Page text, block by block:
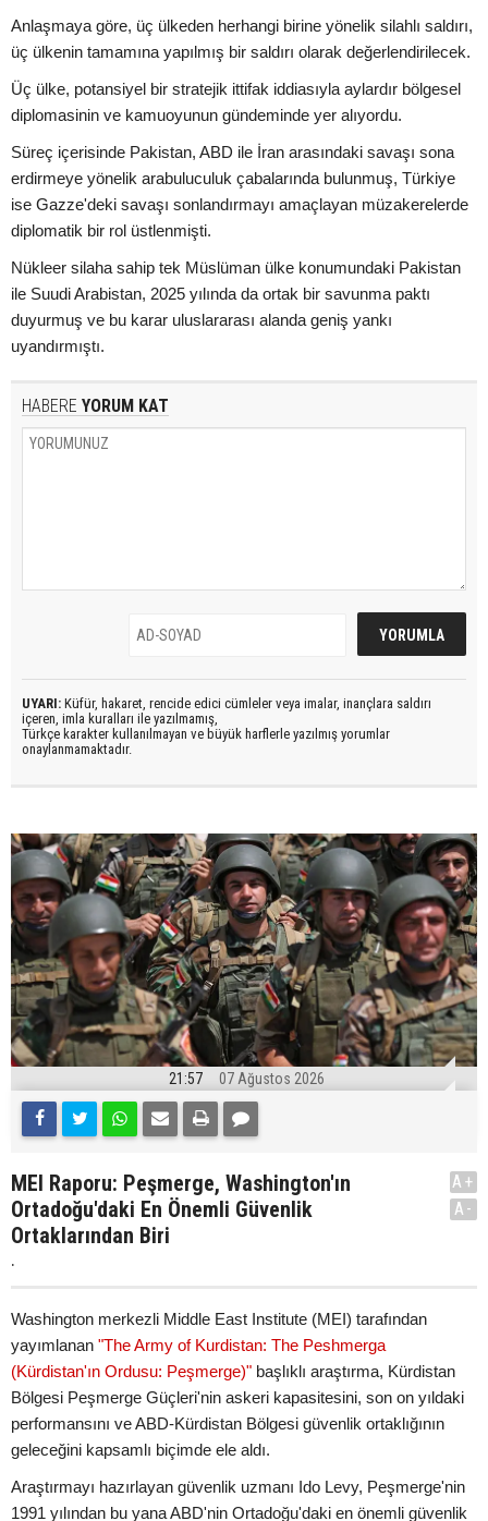
Anlaşmaya göre, üç ülkeden herhangi birine yönelik silahlı saldırı,
üç ülkenin tamamına yapılmış bir saldırı olarak değerlendirilecek.
Üç ülke, potansiyel bir stratejik ittifak iddiasıyla aylardır bölgesel
diplomasinin ve kamuoyunun gündeminde yer alıyordu.
Süreç içerisinde Pakistan, ABD ile İran arasındaki savaşı sona
erdirmeye yönelik arabuluculuk çabalarında bulunmuş, Türkiye
ise Gazze'deki savaşı sonlandırmayı amaçlayan müzakerelerde
diplomatik bir rol üstlenmişti.
Nükleer silaha sahip tek Müslüman ülke konumundaki Pakistan
ile Suudi Arabistan, 2025 yılında da ortak bir savunma paktı
duyurmuş ve bu karar uluslararası alanda geniş yankı
uyandırmıştı.
HABERE YORUM KAT
UYARI: Küfür, hakaret, rencide edici cümleler veya imalar, inançlara saldırı
içeren, imla kuralları ile yazılmamış,
Türkçe karakter kullanılmayan ve büyük harflerle yazılmış yorumlar
onaylanmamaktadır.
21:57 07 Ağustos 2026
MEI Raporu: Peşmerge, Washington'ın
Ortadoğu'daki En Önemli Güvenlik
Ortaklarından Biri
.
A+
A-
Washington merkezli Middle East Institute (MEI) tarafından
yayımlanan "The Army of Kurdistan: The Peshmerga
(Kürdistan'ın Ordusu: Peşmerge)" başlıklı araştırma, Kürdistan
Bölgesi Peşmerge Güçleri'nin askeri kapasitesini, son on yıldaki
performansını ve ABD-Kürdistan Bölgesi güvenlik ortaklığının
geleceğini kapsamlı biçimde ele aldı.
Araştırmayı hazırlayan güvenlik uzmanı Ido Levy, Peşmerge'nin
1991 yılından bu yana ABD'nin Ortadoğu'daki en önemli güvenlik